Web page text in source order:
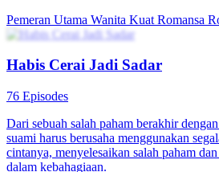
Pemeran Utama Wanita Kuat Romansa
Habis Cerai Jadi Sadar
76 Episodes
Dari sebuah salah paham berakhir
suami harus berusaha menggunakan
cintanya, menyelesaikan salah paham
dalam kebahagiaan.